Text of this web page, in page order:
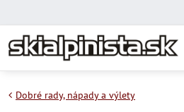
Dobré rady, nápady a výlety